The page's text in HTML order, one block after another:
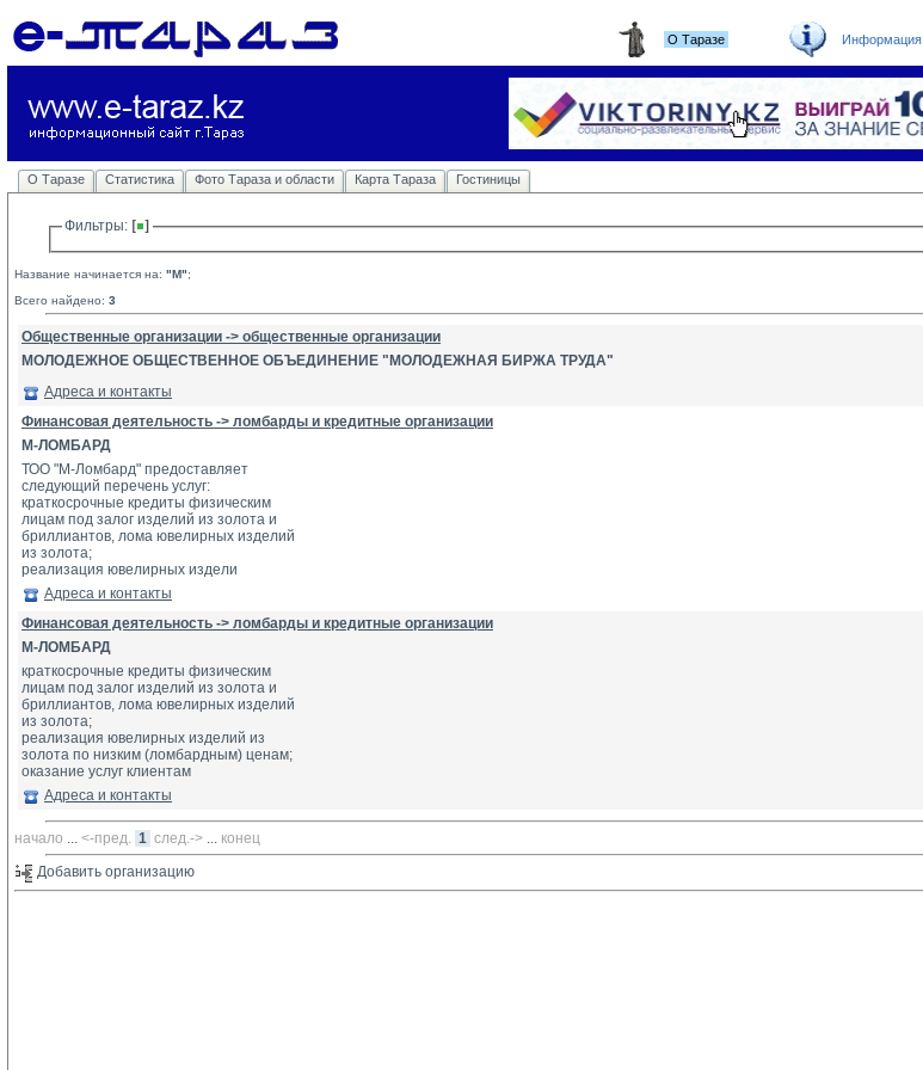
О Таразе Информация
О Таразе Статистика Фото Тараза и области Карта Тараза Гостиницы
Фильтры:
Название начинается на: "М";
Всего найдено: 3
Общественные организации -> общественные организации
МОЛОДЕЖНОЕ ОБЩЕСТВЕННОЕ ОБЪЕДИНЕНИЕ "МОЛОДЕЖНАЯ БИРЖА ТРУДА"
Адреса и контакты
Финансовая деятельность -> ломбарды и кредитные организации
М-ЛОМБАРД
ТОО "М-Ломбард" предоставляет
следующий перечень услуг:
краткосрочные кредиты физическим
лицам под залог изделий из золота и
бриллиантов, лома ювелирных изделий
из золота;
реализация ювелирных издели
Адреса и контакты
Финансовая деятельность -> ломбарды и кредитные организации
М-ЛОМБАРД
краткосрочные кредиты физическим
лицам под залог изделий из золота и
бриллиантов, лома ювелирных изделий
из золота;
реализация ювелирных изделий из
золота по низким (ломбардным) ценам;
оказание услуг клиентам
Адреса и контакты
начало ... <-пред. 1 след.-> ... конец
Добавить организацию